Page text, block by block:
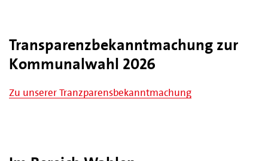
Transparenzbekanntmachung zur
Kommunalwahl 2026
Zu unserer Tranzparensbekanntmachung